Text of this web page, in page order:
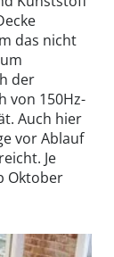
das nicht
der
von 150Hz-
Auch hier
vor Ablauf
Je
Oktober